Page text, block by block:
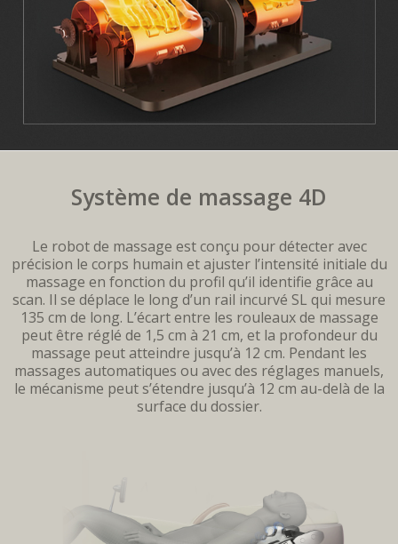
Système de massage 4D
Le robot de massage est conçu pour détecter avec
précision le corps humain et ajuster l’intensité initiale du
massage en fonction du profil qu’il identifie grâce au
scan. Il se déplace le long d’un rail incurvé SL qui mesure
135 cm de long. L’écart entre les rouleaux de massage
peut être réglé de 1,5 cm à 21 cm, et la profondeur du
massage peut atteindre jusqu’à 12 cm. Pendant les
massages automatiques ou avec des réglages manuels,
le mécanisme peut s’étendre jusqu’à 12 cm au-delà de la
surface du dossier.